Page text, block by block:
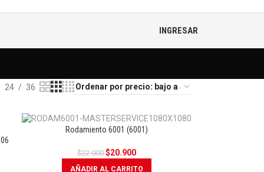
INGRESAR
24 36
Rodamiento 6001 (6001)
$22.000 $20.900
AÑADIR AL CARRITO